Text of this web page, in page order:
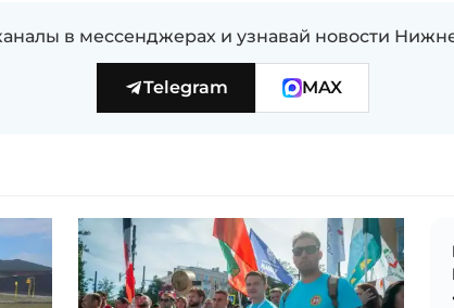
в мессенджерах и узнавай новости
Telegram MAX